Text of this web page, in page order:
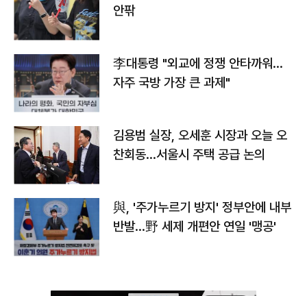
안팎
李대통령 "외교에 정쟁 안타까워…
자주 국방 가장 큰 과제"
김용범 실장, 오세훈 시장과 오늘 오
찬회동...서울시 주택 공급 논의
與, '주가누르기 방지' 정부안에 내부
반발…野 세제 개편안 연일 '맹공'